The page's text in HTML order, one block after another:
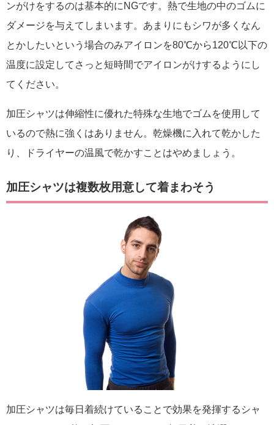
ンがけをするのは基本的にNGです。熱で生地の中のゴムに
ダメージを与えてしまいます。あまりにもシワが多くなん
とかしたいという場合のみアイロンを80℃から120℃以下の
温度に設定してさっと短時間でアイロンがけするようにし
てください。
加圧シャツは伸縮性に優れた特殊な生地でゴムを使用して
いるので熱に強くはありません。乾燥機に入れて乾かした
り、ドライヤーの温風で乾かすことはやめましょう。
加圧シャツは複数枚用意して着まわそう
加圧シャツは毎日着続けていることで効果を発揮するシャ